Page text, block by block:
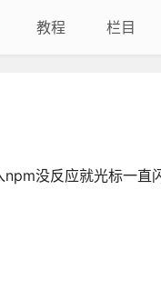
教程 栏目
没反应就光标一直